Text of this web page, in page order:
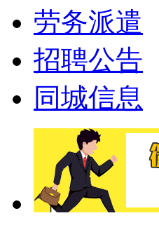
劳务派遣
招聘公告
同城信息